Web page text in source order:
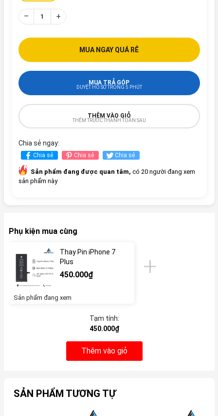
– +
MUA NGAY QUÁ RẺ
MUA TRẢ GÓP
DUYỆT HỒ SƠ TRONG 5 PHÚT
THÊM VÀO GIỎ
THÊM TRƯỚC THANH TOÁN SAU
Chia sẻ ngay:
Chia sẻ Chia sẻ Chia sẻ
Sản phẩm đang được quan tâm, có 20 người đang xem
sản phẩm này
Phụ kiện mua cùng
Thay Pin iPhone 7
Plus
450.000₫
Sản phẩm đang xem
Tạm tính:
450.000₫
Thêm vào giỏ
SẢN PHẨM TƯƠNG TỰ